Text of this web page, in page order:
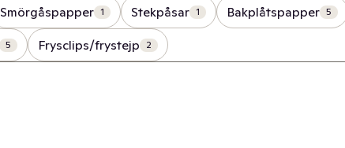
Smörgåspapper 1 Stekpåsar 1 Bakplåtspapper 5
5 Frysclips/frystejp 2